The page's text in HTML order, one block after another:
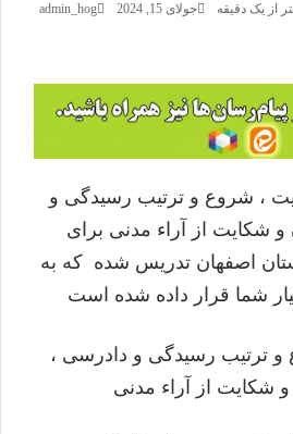
admin_hog جولای 15, 2024 از یک دقیقه
، شروع و ترتیب رسیدگی و
شکایت از آراء مدنی برای
اصفهان تدریس شده که به
شما قرار داده شده است